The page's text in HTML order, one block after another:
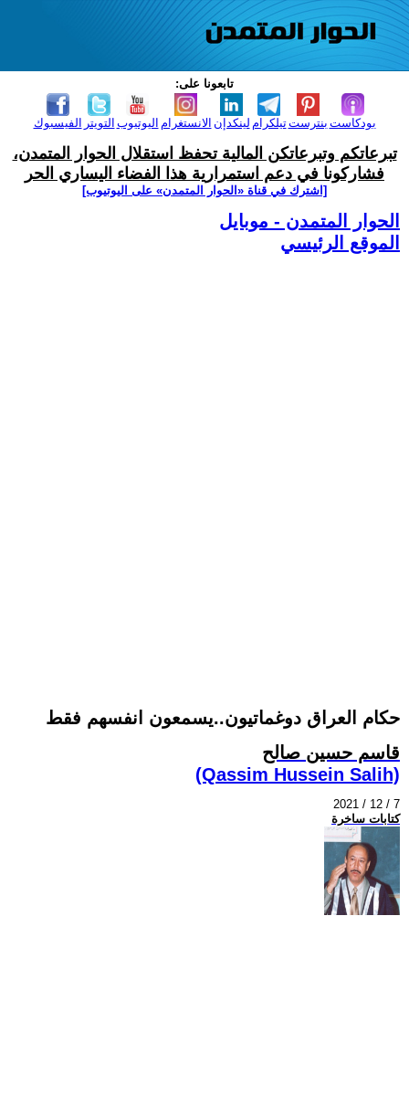
تابعونا على:
الفيسبوك التويتر اليوتيوب الانستغرام لينكدإن تيلكرامبنترست بودكاست
تبرعاتكم وتبرعاتكن المالية تحفظ استقلال الحوار المتمدن،
فشاركونا في دعم استمرارية هذا الفضاء اليساري الحر
[اشترك في قناة ‫«الحوار المتمدن» على اليوتيوب]
الحوار المتمدن - موبايل
الموقع الرئيسي
حكام العراق دوغماتيون..يسمعون انفسهم فقط
قاسم حسين صالح
(Qassim Hussein Salih)
2021 / 12 / 7
كتابات ساخرة